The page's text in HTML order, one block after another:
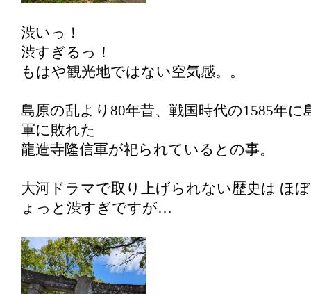
渋いっ！
渋すぎるっ！
もはや観光地ではない空気感。。
島原の乱より80年昔、戦国時代の1585年に
軍に敗れた
龍造寺隆信軍が祀られているとの事。
大河ドラマで取り上げられない歴史は ほ
ょっと渋すぎですが…